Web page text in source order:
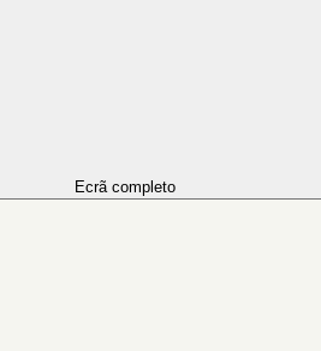
Ecrã completo